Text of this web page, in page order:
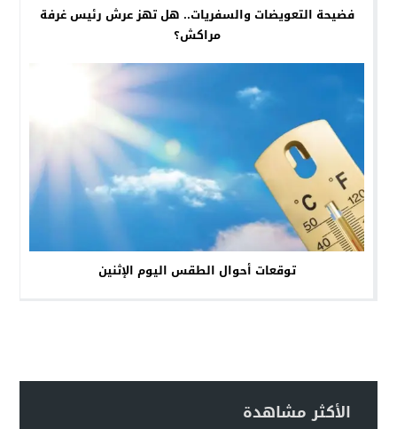
فضيحة التعويضات والسفريات.. هل تهز عرش رئيس غرفة
مراكش؟
توقعات أحوال الطقس اليوم الإثنين
الأكثر مشاهدة